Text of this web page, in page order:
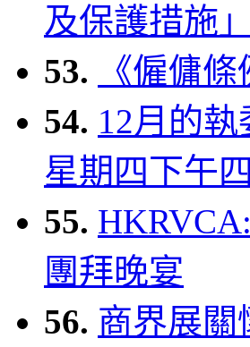
及保護措施
53.
《僱傭
54. 12月的
星期四下午
55.
團拜晚宴
56. 商界展關